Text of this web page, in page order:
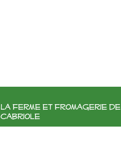
La ferme et fromagerie de
cabriole